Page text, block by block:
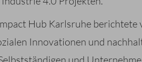
Hub Karlsruhe
Innovationen und